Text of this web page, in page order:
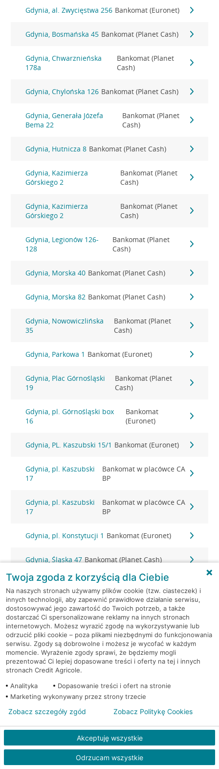
Gdynia, al. Zwycięstwa 256 Bankomat (Euronet)
Gdynia, Bosmańska 45 Bankomat (Planet Cash)
Gdynia, Chwarznieńska
178a
Bankomat (Planet
Cash)
Gdynia, Chylońska 126 Bankomat (Planet Cash)
Gdynia, Generała Józefa
Bema 22
Bankomat (Planet
Cash)
Gdynia, Hutnicza 8 Bankomat (Planet Cash)
Gdynia, Kazimierza
Górskiego 2
Bankomat (Planet
Cash)
Gdynia, Kazimierza
Górskiego 2
Bankomat (Planet
Cash)
Gdynia, Legionów 126-
128
Bankomat (Planet
Cash)
Gdynia, Morska 40 Bankomat (Planet Cash)
Gdynia, Morska 82 Bankomat (Planet Cash)
Gdynia, Nowowiczlińska
35
Bankomat (Planet
Cash)
Gdynia, Parkowa 1 Bankomat (Euronet)
Gdynia, Plac Górnośląski
19
Bankomat (Planet
Cash)
Gdynia, pl. Górnośląski box
16
Bankomat
(Euronet)
Gdynia, PL. Kaszubski 15/1 Bankomat (Euronet)
Gdynia, pl. Kaszubski
17
Bankomat w placówce CA
BP
Gdynia, pl. Kaszubski
17
Bankomat w placówce CA
BP
Gdynia, pl. Konstytucji 1 Bankomat (Euronet)
Gdynia, Śląska 47 Bankomat (Planet Cash)
Gdynia, Śląska 47 Bankomat (Planet Cash)
Gdynia, Strażacka 2 Bankomat (Planet Cash)
Gdynia, Świętojańska 36 Bankomat (Planet Cash)
Gdynia, ul. 10-go Lutego 11 Bankomat (Euronet)
Gdynia, ul. 10-go Lutego 11 Bankomat (Euronet)
Gdynia, ul. 10 Lutego 6A Bankomat (Euronet)
Gdynia, ul. Abrahama 46 A-B Bankomat (Euronet)
Twoja zgoda z korzyścią dla Ciebie
Na naszych stronach używamy plików cookie (tzw. ciasteczek) i
innych technologii, aby zapewnić prawidłowe działanie serwisu,
dostosowywać jego zawartość do Twoich potrzeb, a także
dostarczać Ci spersonalizowane reklamy na innych stronach
internetowych. Możesz wyrazić zgodę na wykorzystywanie lub
odrzucić pliki cookie – poza plikami niezbędnymi do funkcjonowania
serwisu. Zgody są dobrowolne i możesz je wycofać w każdym
momencie. Wyrażenie zgody sprawi, że będziemy mogli
prezentować Ci lepiej dopasowane treści i oferty na tej i innych
stronach Credit Agricole.
Analityka
Dopasowanie treści i ofert na stronie
Marketing wykonywany przez strony trzecie
Akceptuję wszystkie
Odrzucam wszystkie
Zobacz szczegóły zgód Zobacz Politykę Cookies